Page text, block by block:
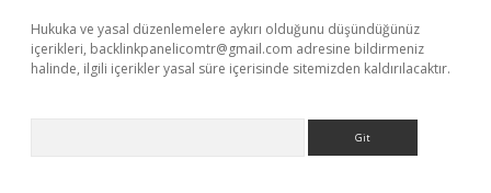
Hukuka ve yasal düzenlemelere aykırı olduğunu düşündüğünüz
içerikleri, backlinkpanelicomtr@gmail.com adresine bildirmeniz
halinde, ilgili içerikler yasal süre içerisinde sitemizden kaldırılacaktır.